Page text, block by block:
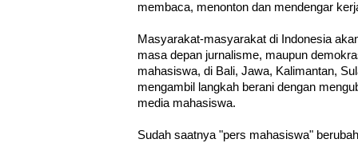
membaca, menonton dan mendengar
Masyarakat-masyarakat di Indonesia
masa depan jurnalisme, maupun
mahasiswa, di Bali, Jawa, Kalimantan,
mengambil langkah berani dengan
media mahasiswa.
Sudah saatnya "pers mahasiswa"